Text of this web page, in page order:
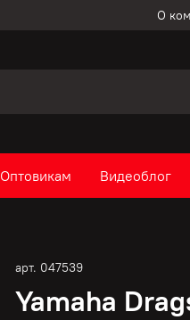
О
Оптовикам Видеоблог
арт. 047539
Yamaha